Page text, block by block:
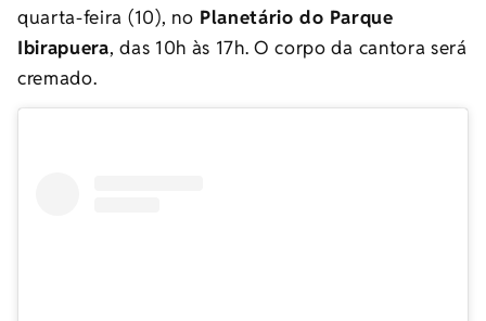
quarta-feira (10), no Planetário do Parque
Ibirapuera, das 10h às 17h. O corpo da cantora será
cremado.